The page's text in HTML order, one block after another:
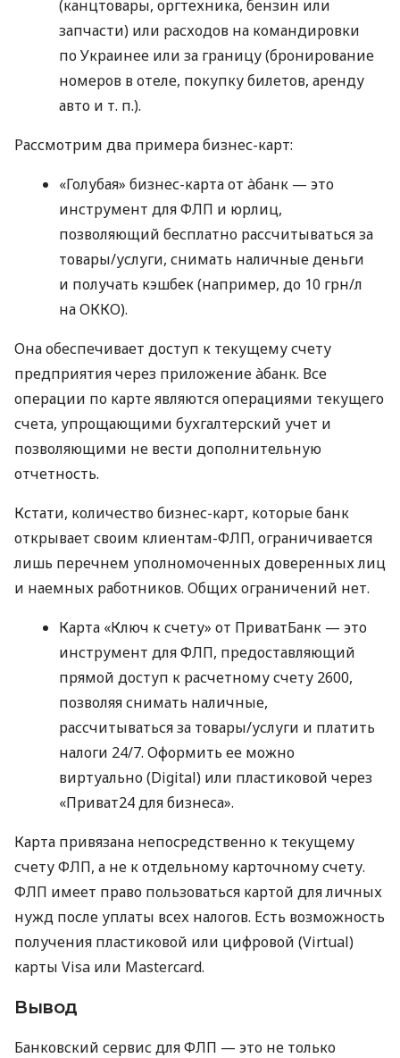
(канцтовары, оргтехника, бензин или
запчасти) или расходов на командировки
по Украинее или за границу (бронирование
номеров в отеле, покупку билетов, аренду
авто и т. п.).
Рассмотрим два примера бизнес-карт:
«Голубая» бизнес-карта от àбанк — это
инструмент для ФЛП и юрлиц,
позволяющий бесплатно рассчитываться за
товары/услуги, снимать наличные деньги
и получать кэшбек (например, до 10 грн/л
на ОККО).
Она обеспечивает доступ к текущему счету
предприятия через приложение àбанк. Все
операции по карте являются операциями текущего
счета, упрощающими бухгалтерский учет и
позволяющими не вести дополнительную
отчетность.
Кстати, количество бизнес-карт, которые банк
открывает своим клиентам-ФЛП, ограничивается
лишь перечнем уполномоченных доверенных лиц
и наемных работников. Общих ограничений нет.
Карта «Ключ к счету» от ПриватБанк — это
инструмент для ФЛП, предоставляющий
прямой доступ к расчетному счету 2600,
позволяя снимать наличные,
рассчитываться за товары/услуги и платить
налоги 24/7. Оформить ее можно
виртуально (Digital) или пластиковой через
«Приват24 для бизнеса».
Карта привязана непосредственно к текущему
счету ФЛП, а не к отдельному карточному счету.
ФЛП имеет право пользоваться картой для личных
нужд после уплаты всех налогов. Есть возможность
получения пластиковой или цифровой (Virtual)
карты Visa или Mastercard.
Вывод
Банковский сервис для ФЛП — это не только